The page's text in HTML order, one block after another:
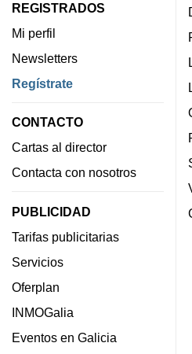
REGISTRADOS
Mi perfil
Newsletters
Regístrate
CONTACTO
Cartas al director
Contacta con nosotros
PUBLICIDAD
Tarifas publicitarias
Servicios
Oferplan
INMOGalia
Eventos en Galicia